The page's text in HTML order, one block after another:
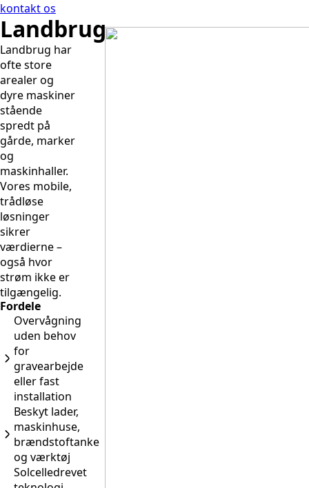
kontakt os
Landbrug
Landbrug har
ofte store
arealer og
dyre maskiner
stående
spredt på
gårde, marker
og
maskinhaller.
Vores mobile,
trådløse
løsninger
sikrer
værdierne –
også hvor
strøm ikke er
tilgængelig.
Fordele
Overvågning
uden behov
for
gravearbejde
eller fast
installation
Beskyt lader,
maskinhuse,
brændstoftanke
og værktøj
Solcelledrevet